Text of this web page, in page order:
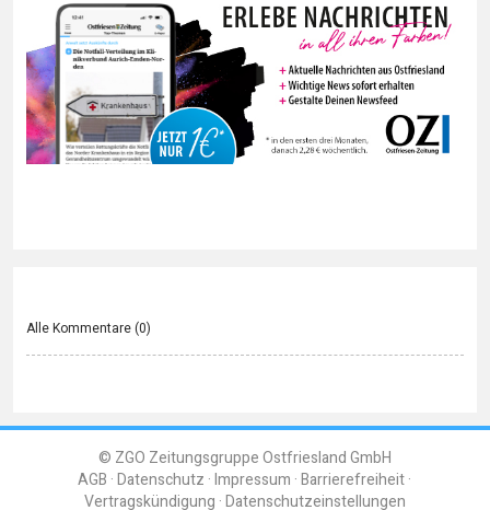
Alle Kommentare (0)
© ZGO Zeitungsgruppe Ostfriesland GmbH
AGB Datenschutz Impressum Barrierefreiheit
Vertragskündigung Datenschutzeinstellungen